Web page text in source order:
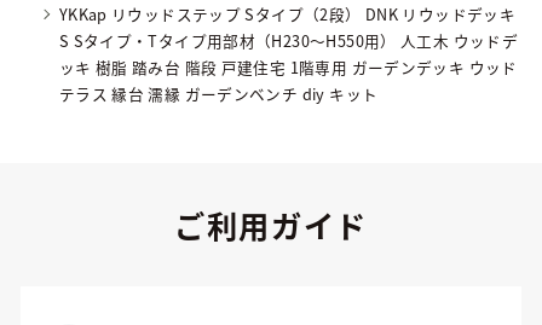
YKKap リウッドステップ Sタイプ（2段） DNK リウッドデッキ
S Sタイプ・Tタイプ用部材（H230～H550用） 人工木 ウッドデ
ッキ 樹脂 踏み台 階段 戸建住宅 1階専用 ガーデンデッキ ウッド
テラス 縁台 濡縁 ガーデンベンチ diy キット
ご利用ガイド